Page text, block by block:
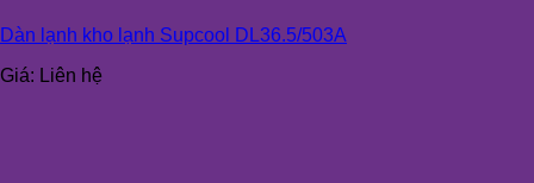
Dàn lạnh kho lạnh Supcool DL36.5/503A
Giá: Liên hệ